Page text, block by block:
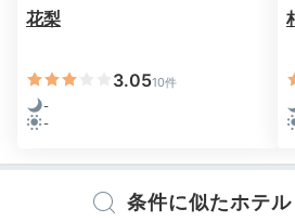
Dinner
プライベート空間で
優雅に会席料理を
花梨
3.0510件
-
-
条件に似たホテ